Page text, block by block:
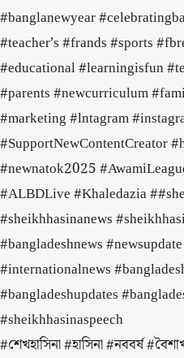
#banglanewyear
#teacher’s #frands #sports
#educational #learningisfun
#parents #newcurriculum
#marketing #lntagram
#SupportNewContentCreator
#newnatok2025
#ALBDLive #Khaledazia
#sheikhhasinanews
#bangladeshnews
#internationalnews
#bangladeshupdates
#sheikhhasinaspeech
#শেখহাসিনা #হাসিনা #নববর্ষ